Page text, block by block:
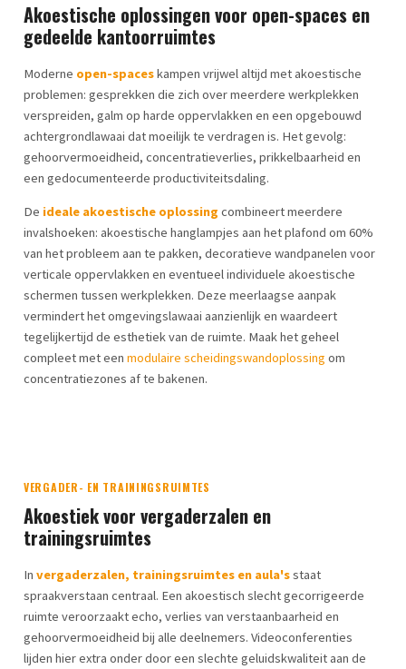
Akoestische oplossingen voor open-spaces en
gedeelde kantoorruimtes
Moderne open-spaceskampen vrijwel altijd met akoestische
problemen: gesprekken die zich over meerdere werkplekken
verspreiden, galm op harde oppervlakken en een opgebouwd
achtergrondlawaai dat moeilijk te verdragen is. Het gevolg:
gehoorvermoeidheid, concentratieverlies, prikkelbaarheid en
een gedocumenteerde productiviteitsdaling.
De ideale akoestische oplossing combineert meerdere
invalshoeken: akoestische hanglampjes aan het plafond om 60%
van het probleem aan te pakken, decoratieve wandpanelen voor
verticale oppervlakken en eventueel individuele akoestische
schermen tussen werkplekken. Deze meerlaagse aanpak
vermindert het omgevingslawaai aanzienlijk en waardeert
tegelijkertijd de esthetiek van de ruimte. Maak het geheel
compleet met een modulaire scheidingswandoplossing om
concentratiezones af te bakenen.
VERGADER- EN TRAININGSRUIMTES
Akoestiek voor vergaderzalen en
trainingsruimtes
In vergaderzalen, trainingsruimtes en aula'sstaat
spraakverstaan centraal. Een akoestisch slecht gecorrigeerde
ruimte veroorzaakt echo, verlies van verstaanbaarheid en
gehoorvermoeidheid bij alle deelnemers. Videoconferenties
lijden hier extra onder door een slechte geluidskwaliteit aan de